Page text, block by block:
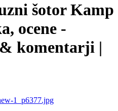
šotor Kamp
ocene -
komentarji |